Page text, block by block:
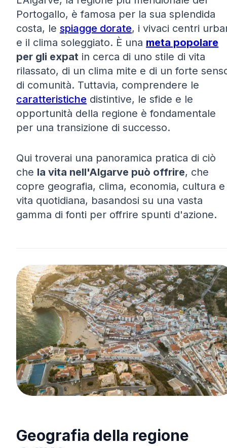
Portogallo, è famosa per la sua splendida
costa, le spiagge dorate, i vivaci centri
e il clima soleggiato. È una meta popolare
per gli expat in cerca di uno stile di vita
rilassato, di un clima mite e di un forte
di comunità. Tuttavia, comprendere le
caratteristiche distintive, le sfide e le
opportunità della regione è fondamentale
per una transizione di successo.
Qui troverai una panoramica pratica di ciò
che la vita nell'Algarve può offrire, che
copre geografia, clima, economia, cultura e
vita quotidiana, basandosi su una vasta
gamma di fonti per offrire spunti d'azione.
Geografia della regione